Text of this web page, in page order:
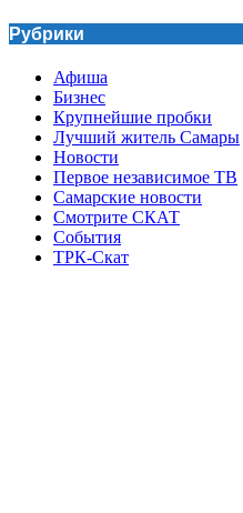
Рубрики
Афиша
Бизнес
Крупнейшие пробки
Лучший житель Самары
Новости
Первое независимое ТВ
Самарские новости
Смотрите СКАТ
События
ТРК-Скат